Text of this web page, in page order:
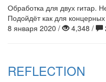
Обработка для двух гитар.
Подойдёт как для
8 января 2020 /
4,348 /
REFLECTION